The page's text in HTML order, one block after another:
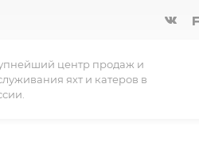
центр продаж и
яхт и катеров в